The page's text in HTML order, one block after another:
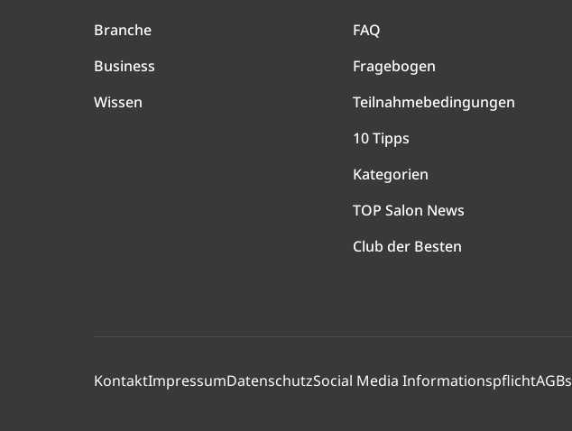
Branche
Business
Wissen
FAQ
Fragebogen
Teilnahmebedingungen
10 Tipps
Kategorien
TOP Salon News
Club der Besten
KontaktImpressumDatenschutzSocial Media InformationspflichtAGBs